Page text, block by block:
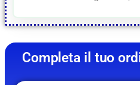
Completa il tuo